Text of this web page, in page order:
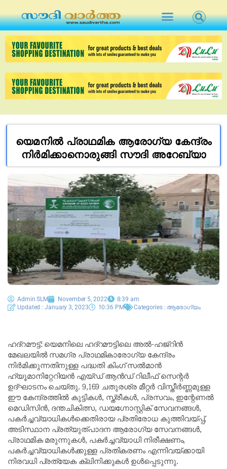
യെമനിൽ പ്രാഥമിക ആരോഗ്യ കേന്ദ്രം
നിർമിക്കാനൊരുങ്ങി സൗദി അറേബ്യാ
Admin SLM November 5, 2022
8:39 am
Updated : January 3, 2023
10:36 PM Categories : ആരോഗ്യം
ഹദ്‌റമൗട്ട്: യെമനിലെ ഹദ്‌റമൗട്ടിലെ അൽ-ഹജ്‌റിൻ
മേഖലയിൽ സമഗ്ര പ്രാഥമികാരോഗ്യ കേന്ദ്രം
നിർമിക്കുന്നതിനുള്ള പദ്ധതി കിംഗ് സൽമാൻ
ഹ്യൂമാനിറ്റേറിയൻ എയ്ഡ് ആൻഡ് റിലീഫ് സെന്റർ
ഉദ്ഘാടനം ചെയ്തു. 9,169 ചതുരശ്ര മീറ്റർ വിസ്തീർണ്ണമുള്ള
ഈ കേന്ദ്രത്തിൽ കുട്ടികൾ, സ്ത്രീകൾ, പ്രസവം, ഇന്റേണൽ
മെഡിസിൻ, ദന്തചികിത്സ, ഡയഗ്നോസ്റ്റിക് സേവനങ്ങൾ,
പകർച്ചവ്യാധികൾക്കെതിരായ പ്രതിരോധ കുത്തിവയ്പ്പ്,
അടിസ്ഥാന പ്രത്യുത്പാദന ആരോഗ്യ സേവനങ്ങൾ,
പ്രാഥമിക മരുന്നുകൾ, പകർച്ചവ്യാധി നിരീക്ഷണം,
പകർച്ചവ്യാധികൾക്കുള്ള പ്രതികരണം എന്നിവയ്ക്കായി
നിരവധി പ്രത്യേക ക്ലിനിക്കുകൾ ഉൾപ്പെടുന്നു.